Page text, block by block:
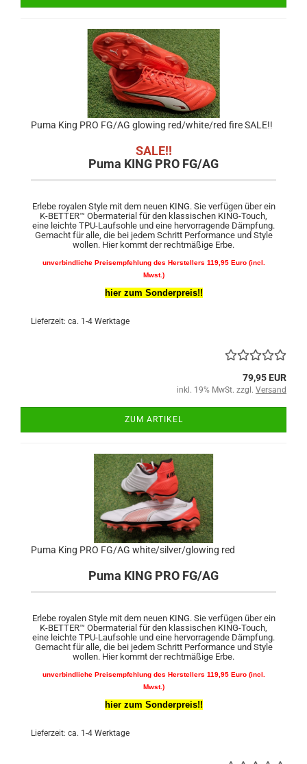
Puma King PRO FG/AG glowing red/white/red fire SALE!!
SALE!!
Puma KING PRO FG/AG
Erlebe royalen Style mit dem neuen KING. Sie verfügen über ein
K-BETTER™ Obermaterial für den klassischen KING-Touch,
eine leichte TPU-Laufsohle und eine hervorragende Dämpfung.
Gemacht für alle, die bei jedem Schritt Performance und Style
wollen. Hier kommt der rechtmäßige Erbe.
unverbindliche Preisempfehlung des Herstellers 119,95 Euro (incl.
Mwst.)
hier zum Sonderpreis!!
Lieferzeit: ca. 1-4 Werktage
79,95 EUR
inkl. 19% MwSt. zzgl. Versand
ZUM ARTIKEL
Puma King PRO FG/AG white/silver/glowing red
Puma KING PRO FG/AG
Erlebe royalen Style mit dem neuen KING. Sie verfügen über ein
K-BETTER™ Obermaterial für den klassischen KING-Touch,
eine leichte TPU-Laufsohle und eine hervorragende Dämpfung.
Gemacht für alle, die bei jedem Schritt Performance und Style
wollen. Hier kommt der rechtmäßige Erbe.
unverbindliche Preisempfehlung des Herstellers 119,95 Euro (incl.
Mwst.)
hier zum Sonderpreis!!
Lieferzeit: ca. 1-4 Werktage